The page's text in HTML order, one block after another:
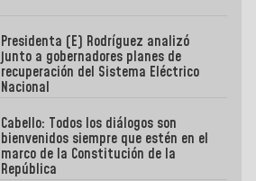
Presidenta (E) Rodríguez analizó
junto a gobernadores planes de
recuperación del Sistema Eléctrico
Nacional
Cabello: Todos los diálogos son
bienvenidos siempre que estén en el
marco de la Constitución de la
República